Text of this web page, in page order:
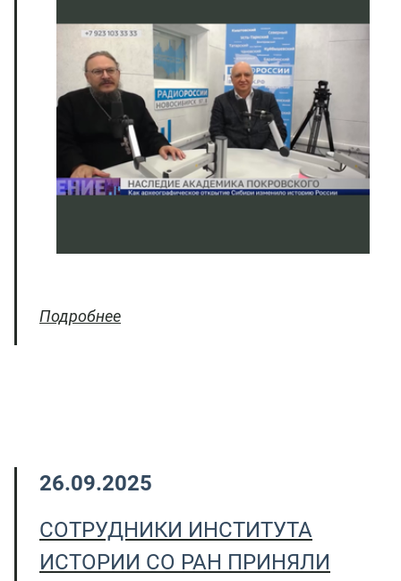
Подробнее
26.09.2025
СОТРУДНИКИ ИНСТИТУТА
ИСТОРИИ СО РАН ПРИНЯЛИ